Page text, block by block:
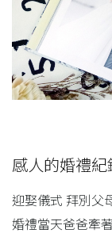
感人的婚禮
迎娶儀式 拜別父
婚禮當天爸爸牽